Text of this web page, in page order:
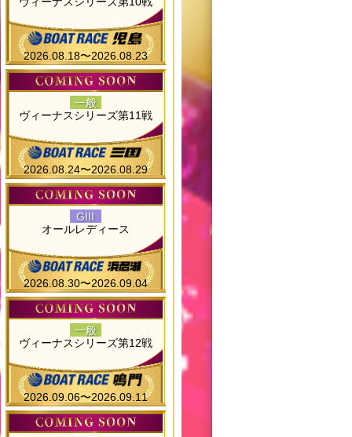
2026.08.18〜2026.08.23
一般
ヴィーナスシリーズ第11戦
2026.08.24〜2026.08.29
GIII
オールレディース
2026.08.30〜2026.09.04
一般
ヴィーナスシリーズ第12戦
2026.09.06〜2026.09.11